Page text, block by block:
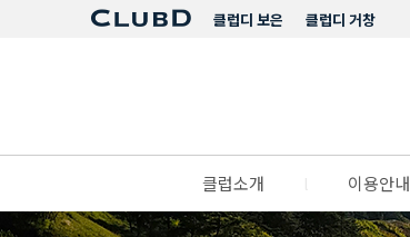
클럽디 거창
클럽디 보은
클럽소개 이용안내